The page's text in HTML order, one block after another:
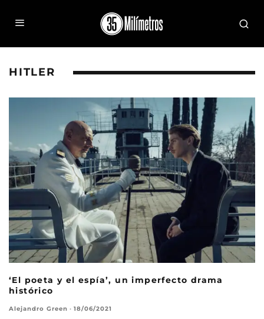
HITLER
‘El poeta y el espía’, un imperfecto drama
histórico
Alejandro Green · 18/06/2021